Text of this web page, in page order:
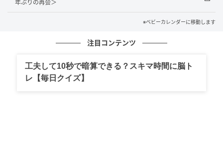
新たな生活を楽しんでいました。
り、先輩ママの友人に聞いたりし、特に大きな問題な
く過ごす日々。
年ぶりの再会＞
※ベビーカレンダーに移動します
注目コンテンツ
工夫して10秒で暗算できる？スキマ時間に脳ト
レ【毎日クイズ】